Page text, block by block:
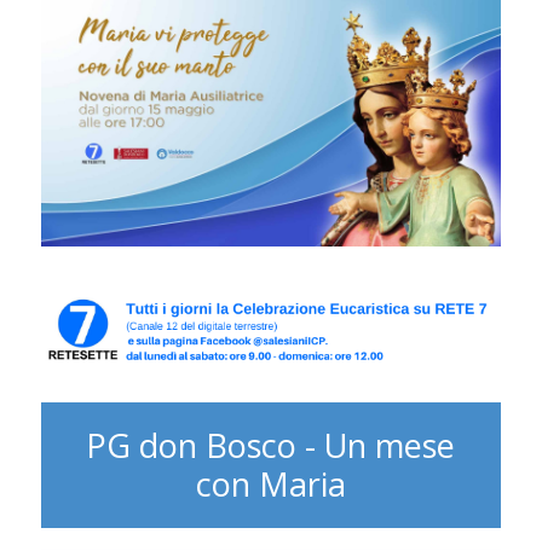
PG don Bosco - Un mese
con Maria